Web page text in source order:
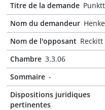
Titre de la demande
Nom du demandeur
Nom de l'opposant Reckitt
Chambre 3.3.06
Sommaire -
Dispositions juridiques
pertinentes